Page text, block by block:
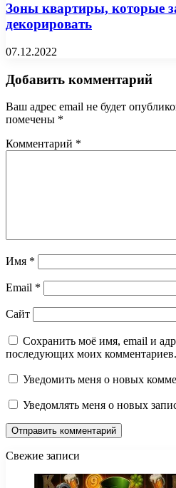
Зоны квартиры, которые
декорировать
07.12.2022
Добавить комментарий
Ваш адрес email не будет
помечены *
Комментарий *
Имя *
Email *
Сайт
Сохранить моё имя, email и
последующих моих комментариев.
Уведомить меня о новых
Уведомлять меня о новых
Свежие записи